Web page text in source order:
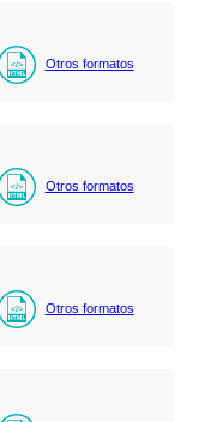
Otros formatos
Otros formatos
Otros formatos